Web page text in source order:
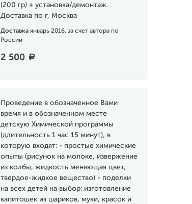
(200 гр) + установка/демонтаж.
Доставка по г, Москва
Доставка январь 2016, за счет автора по
России
2 500 a
Проведение в обозначенное Вами
время и в обозначенном месте
детскую Химической программы
(длительность 1 час 15 минут), в
которую входят: - простые химические
опыты (рисунок на молоке, извержение
из колбы, жидкость меняющая цвет,
твердое-жидкое вещество) - поделки
на всех детей на выбор: изготовление
капитошек из шариков, муки, красок и